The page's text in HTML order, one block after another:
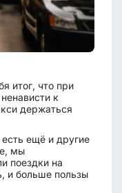
итог, что при
к
держаться
ещё и другие
мы
поездки на
и больше пользы